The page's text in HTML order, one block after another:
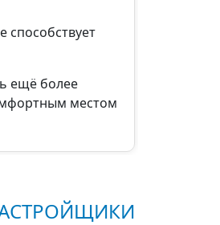
способствует
ещё более
местом